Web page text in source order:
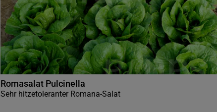
Romasalat Pulcinella
Sehr hitzetoleranter Romana-Salat